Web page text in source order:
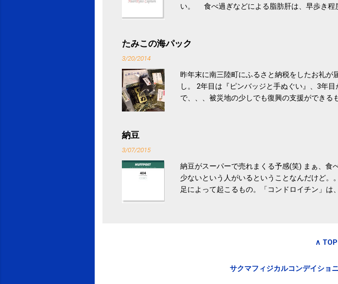
い。 食べ過ぎなどによる脂肪肝は、早歩き程
ル性脂肪性肝疾患。体重は減らなくても効果
続けることが有用」としている。 脂肪肝、毎
たみこの海パック
3/20/2014
昨年末に南三陸町にふるさと納税をしたお礼が
し。 2年目は『ピンバッジと手ぬぐい』、3年
で、、、被災地の少しでも復興の支援ができる
税になるということもあって始めたのですが
納豆
3/07/2015
納豆がスーパーで売れまくる予感(笑) まぁ、食
少ないという人がいるということなんだけど
足によって起こるもの。「コンドロイチン」は
いためには、食生活で「コンドロイチン」を
豆」！ 1日1パックでコンドロイチン補給 | セ
味しい食べかた」は、 ・賞味期限ギリギリで
∧ TOP
サクマフィジカルコンデイショ